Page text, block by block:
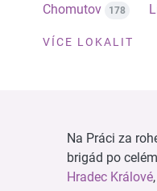
Chomutov 178
VÍCE LOKALIT
Na Práci za
brigád po celém
Hradec Králové,